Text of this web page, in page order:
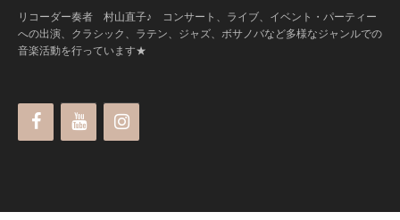
リコーダー奏者 村山直子♪ コンサート、ライブ、イベント・パーティー
への出演、クラシック、ラテン、ジャズ、ボサノバなど多様なジャンルでの
音楽活動を行っています★